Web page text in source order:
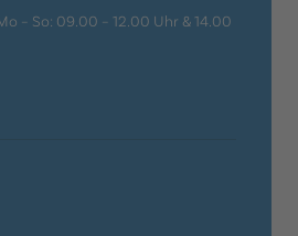
– So: 09.00 – 12.00 Uhr & 14.00